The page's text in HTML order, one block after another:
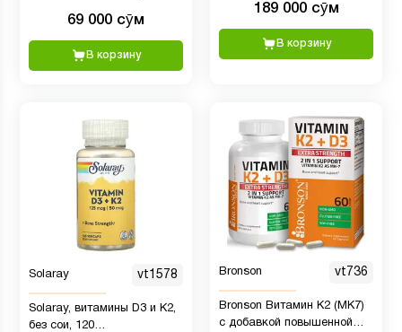
желатиновых капсул с
рыбьим жиром
69 000 сӯм
В корзину
таблеток189 000 сӯм
В корзину
Solaray vt1578
Solaray, витамины D3 и K2,
без сои, 120
Bronson vt736
Bronson Витамин K2 (MK7)
с добавкой повышенной